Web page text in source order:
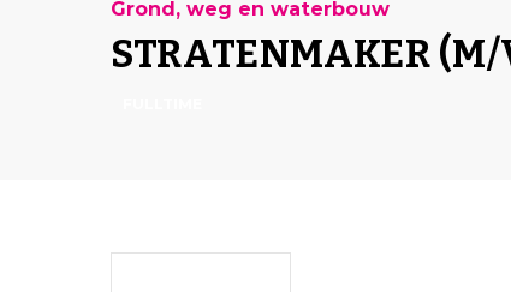
Grond, weg en waterbouw
STRATENMAKER